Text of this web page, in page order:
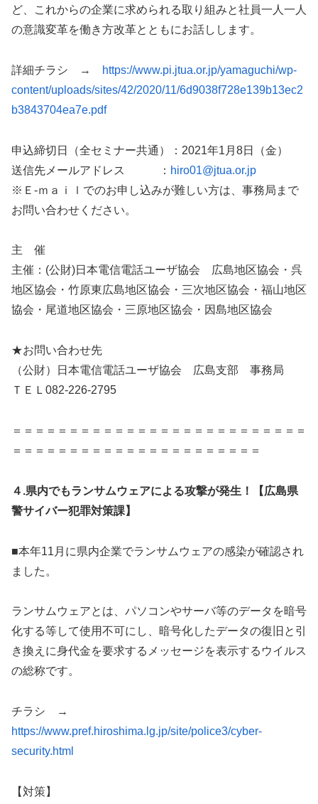
ど、これからの企業に求められる取り組みと社員一人一人
の意識変革を働き方改革とともにお話しします。
詳細チラシ →
https://www.pi.jtua.or.jp/yamaguchi/wp-
content/uploads/sites/42/2020/11/6d9038f728e139b13ec2
b3843704ea7e.pdf
申込締切日（全セミナー共通）：2021年1月8日（金）
送信先メールアドレス ： hiro01@jtua.or.jp
※Ｅ-ｍａｉｌでのお申し込みが難しい方は、事務局まで
お問い合わせください。
主 催
主催：(公財)日本電信電話ユーザ協会 広島地区協会・呉
地区協会・竹原東広島地区協会・三次地区協会・福山地区
協会・尾道地区協会・三原地区協会・因島地区協会
★お問い合わせ先
（公財）日本電信電話ユーザ協会 広島支部 事務局
ＴＥＬ082-226-2795
＝＝＝＝＝＝＝＝＝＝＝＝＝＝＝＝＝＝＝＝＝＝＝＝＝＝
＝＝＝＝＝＝＝＝＝＝＝＝＝＝＝＝＝＝＝＝＝＝
４.県内でもランサムウェアによる攻撃が発生！【広島県
警サイバー犯罪対策課】
■本年11月に県内企業でランサムウェアの感染が確認され
ました。
ランサムウェアとは、パソコンやサーバ等のデータを暗号
化する等して使用不可にし、暗号化したデータの復旧と引
き換えに身代金を要求するメッセージを表示するウイルス
の総称です。
チラシ →
https://www.pref.hiroshima.lg.jp/site/police3/cyber-
security.html
【対策】